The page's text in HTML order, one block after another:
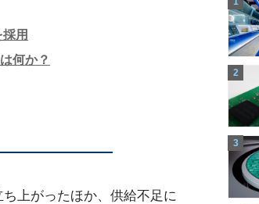
用
何か？
上がったほか、供給不足に